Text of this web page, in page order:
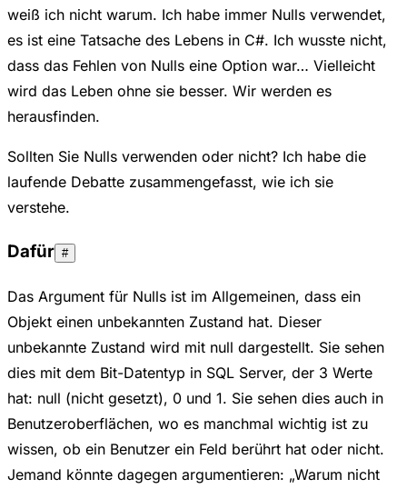
weiß ich nicht warum. Ich habe immer Nulls verwendet,
es ist eine Tatsache des Lebens in C#. Ich wusste nicht,
dass das Fehlen von Nulls eine Option war… Vielleicht
wird das Leben ohne sie besser. Wir werden es
herausfinden.
Sollten Sie Nulls verwenden oder nicht? Ich habe die
laufende Debatte zusammengefasst, wie ich sie
verstehe.
Dafür #
Das Argument für Nulls ist im Allgemeinen, dass ein
Objekt einen unbekannten Zustand hat. Dieser
unbekannte Zustand wird mit null dargestellt. Sie sehen
dies mit dem Bit-Datentyp in SQL Server, der 3 Werte
hat: null (nicht gesetzt), 0 und 1. Sie sehen dies auch in
Benutzeroberflächen, wo es manchmal wichtig ist zu
wissen, ob ein Benutzer ein Feld berührt hat oder nicht.
Jemand könnte dagegen argumentieren: „Warum nicht